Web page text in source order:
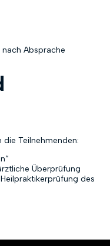
Absprache
Teilnehmenden:
Überprüfung
des